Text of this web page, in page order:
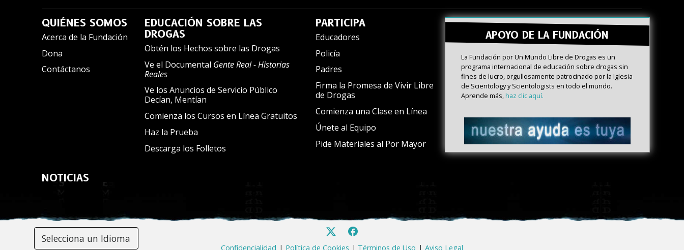
QUIÉNES SOMOS
Acerca de la Fundación
Dona
Contáctanos
EDUCACIÓN SOBRE LAS
DROGAS
Obtén los Hechos sobre las Drogas
Ve el Documental Gente Real - Historias
Reales
Ve los Anuncios de Servicio Público
Decían, Mentían
Comienza los Cursos en Línea Gratuitos
Haz la Prueba
Descarga los Folletos
PARTICIPA
Educadores
Policía
Padres
Firma la Promesa de Vivir Libre
de Drogas
Comienza una Clase en Línea
Únete al Equipo
Pide Materiales al Por Mayor
NOTICIAS
APOYO DE LA FUNDACIÓN
La Fundación por Un Mundo Libre de Drogas es un
programa internacional de educación sobre drogas sin
fines de lucro, orgullosamente patrocinado por la Iglesia
de Scientology y Scientologists en todo el mundo.
Aprende más,haz clic aquí.
Selecciona un Idioma
Confidencialidad | Política de Cookies | Términos de Uso | Aviso Legal